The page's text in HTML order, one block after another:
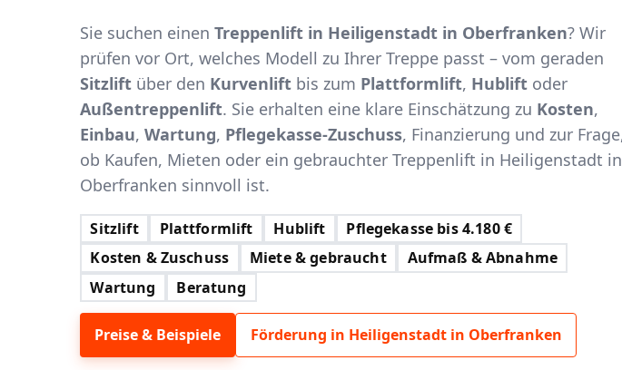
Sie suchen einen Treppenlift in Heiligenstadt in Oberfranken? Wir
prüfen vor Ort, welches Modell zu Ihrer Treppe passt – vom geraden
Sitzlift über den Kurvenlift bis zum Plattformlift, Hublift oder
Außentreppenlift. Sie erhalten eine klare Einschätzung zu Kosten,
Einbau, Wartung, Pflegekasse-Zuschuss, Finanzierung und zur
ob Kaufen, Mieten oder ein gebrauchter Treppenlift in Heiligenstadt in
Oberfranken sinnvoll ist.
Sitzlift Plattformlift Hublift
Pflegekasse bis 4.180 €
Kosten & Zuschuss
Miete & gebraucht
Aufmaß & Abnahme
Wartung
Beratung
Preise & Beispiele Förderung in Heiligenstadt in Oberfranken